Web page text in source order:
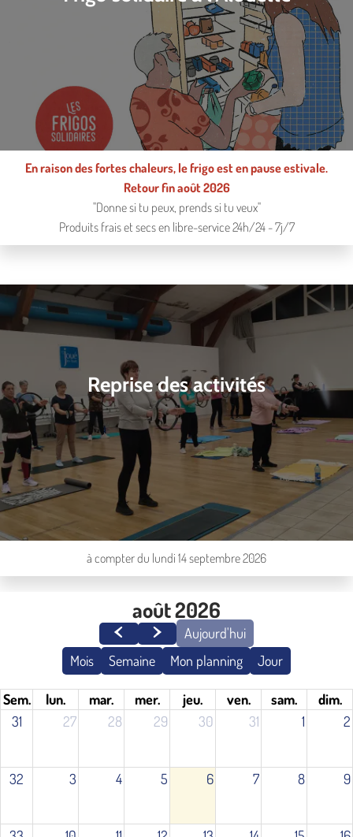
En raison des fortes chaleurs, le frigo est en pause estivale.
Retour fin août 2026
"Donne si tu peux, prends si tu veux"
Produits frais et secs en libre-service 24h/24 - 7j/7
Reprise des activités
à compter du lundi 14 septembre 2026
Aujourd'hui
Mois
Semaine Mon planning Jour
août 2026
Sem. lun. mar. mer. jeu. ven. sam.
dim.
31
27 28 29 30 31 1 2
32 3 4 5 6 7 8 9